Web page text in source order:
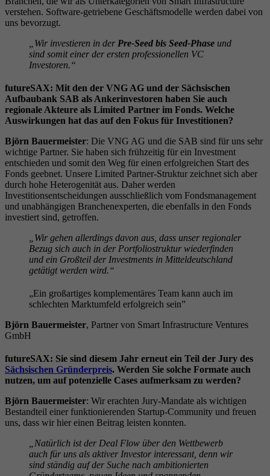
verstehen. Software-getriebene Geschäftsmodelle werden dabei von
uns bevorzugt.
„Wir investieren in der Pre-Seed bis Seed-Phase und
sind somit einer der ersten professionellen VC
Investoren.“
futureSAX: Mit den der VNG AG und der Sächsischen
Aufbaubank SAB als Ankerinvestoren haben Sie auch
regionale Akteure als Limited Partner im Fonds. Welche
Auswirkungen hat das auf den Fokus für Investitionen?
Björn Bauermeister: Die VNG AG und die SAB sind für uns sehr
wichtige Partner. Sie haben sich frühzeitig für ein Investment
entschieden und somit den Weg für einen erfolgreichen Start des
Fonds geebnet. Unsere Limited Partner-Struktur zeichnet sich aber
durch hohe Heterogenität aus. Daher werden
Investitionsentscheidungen ausschließlich vom Fondsmanagement
und unabhängigen Branchenexperten, die ebenfalls in den Fonds
investiert sind, getroffen.
„Wir gehen allerdings davon aus, dass unser regionaler
Bezug sich auch in der Portfoliostruktur wiederfinden
und ein Großteil der Investments in Mitteldeutschland
getätigt werden wird.“
„Ein großartiges komplementäres Team kann auch im
schlechten Marktumfeld erfolgreich sein”
Björn Bauermeister, Partner von Smart Infrastructure Ventures
GmbH
futureSAX: Sie sind diesem Jahr erneut ein Teil der Jury des
Sächsischen Gründerpreis. Werden Sie solche Formate auch
nutzen, um auf potenzielle Cases aufmerksam zu werden?
Björn Bauermeister: Wir erachten Jury-Mandate als wichtigen
Bestandteil einer funktionierenden Startup-Community und freuen
uns, dass wir hier einen Beitrag leisten konnten.
„Natürlich ist der Deal Flow über den Wettbewerb
auch für uns als aktiver Investor interessant, denn wir
sind ständig auf der Suche nach ambitionierten